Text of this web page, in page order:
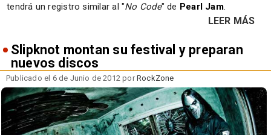
tendrá un registro similar al "No Code" de Pearl Jam.
LEER MÁS
Slipknot montan su festival y preparan
nuevos discos
Publicado el 6 de Junio de 2012 porRockZone